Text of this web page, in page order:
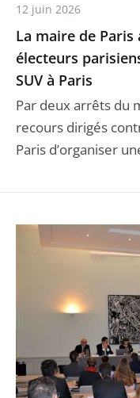
La maire de
électeurs
SUV à Paris
Par deux arrêts du
recours dirigés
Paris d’organiser
12 juin 2026